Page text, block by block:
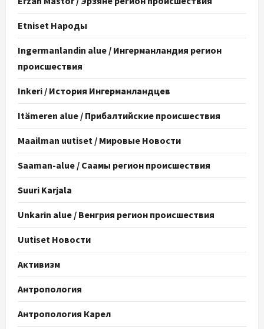
Etniset Народы
Ingermanlandin alue / Ингерманландия регион
происшествия
Inkeri / История Ингерманландцев
Itämeren alue / Прибалтийские происшествия
Maailman uutiset / Мировые Новости
Saaman-alue / Саамы регион происшествия
Suuri Karjala
Unkarin alue / Венгрия регион происшествия
Uutiset Новости
Активизм
Антропология
Антропология Карел